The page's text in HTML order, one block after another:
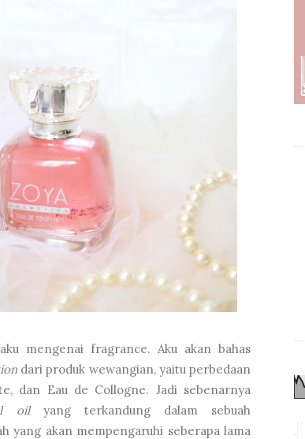
mengenai fragrance. Aku akan bahas
dari produk wewangian, yaitu perbedaan
dan Eau de Collogne. Jadi sebenarnya
oilyang terkandung dalam sebuah
yang akan mempengaruhi seberapa lama